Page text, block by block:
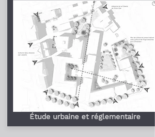
Étude urbaine et réglementaire